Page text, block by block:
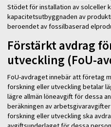
Stödet för installation av solceller
kapacitetsutbyggnaden av
beroendet av fossilbaserad
Förstärkt avdrag
utveckling (FoU-
FoU-avdraget innebär att företag
forskning eller utveckling betalar
lägre allmän löneavgift för dessa
beräkningen av
forskning eller utveckling ska